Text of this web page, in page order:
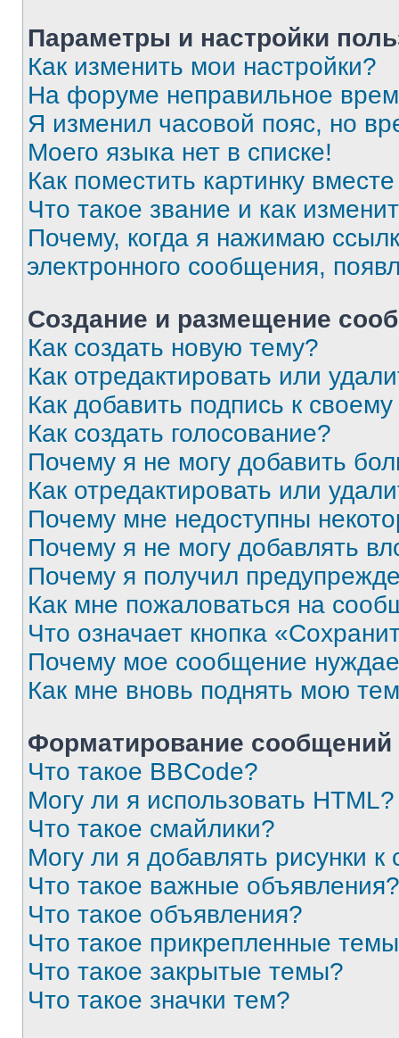
Параметры и настройки
Как изменить мои настройки?
На форуме неправильное
Я изменил часовой пояс, но
Моего языка нет в списке!
Как поместить картинку
Что такое звание и как
Почему, когда я нажимаю
электронного сообщения,
Создание и размещение
Как создать новую тему?
Как отредактировать или
Как добавить подпись к
Как создать голосование?
Почему я не могу добавить
Как отредактировать или
Почему мне недоступны
Почему я не могу добавлять
Почему я получил
Как мне пожаловаться на
Что означает кнопка
Почему мое сообщение
Как мне вновь поднять мою
Форматирование
Что такое BBCode?
Могу ли я использовать HTML?
Что такое смайлики?
Могу ли я добавлять рисунки
Что такое важные объявления?
Что такое объявления?
Что такое прикрепленные
Что такое закрытые темы?
Что такое значки тем?